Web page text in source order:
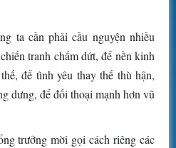
ta cần phải cầu nguyện nhiều
tranh chấm dứt, để nền kinh
để tình yêu thay thế thù hận,
dưng, để đối thoại mạnh hơn vũ
trưởng mời gọi cách riêng các